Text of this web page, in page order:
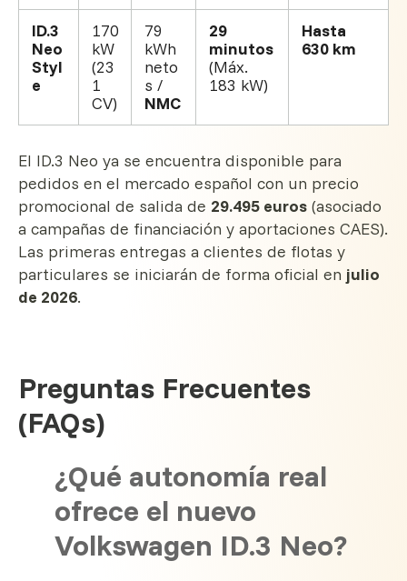
ID.3
Neo
Styl
e
170
kW
(23
1
CV)
79
kWh
neto
s /
NMC
29
minutos
(Máx.
183 kW)
Hasta
630 km
El ID.3 Neo ya se encuentra disponible para
pedidos en el mercado español con un precio
promocional de salida de 29.495 euros (asociado
a campañas de financiación y aportaciones CAES).
Las primeras entregas a clientes de flotas y
particulares se iniciarán de forma oficial en julio
de 2026.
Preguntas Frecuentes
(FAQs)
¿Qué autonomía real
ofrece el nuevo
Volkswagen ID.3 Neo?